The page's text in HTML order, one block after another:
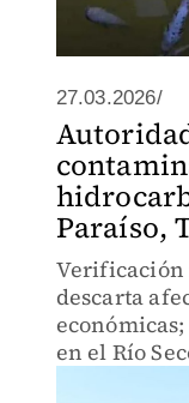
27.03.2026/
Paraíso,
descarta
en el Río